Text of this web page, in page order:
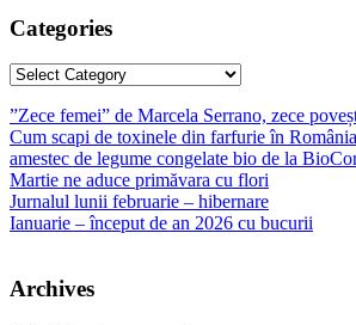
Categories
Categories
”Zece femei” de Marcela Serrano, zece
Cum scapi de toxinele din farfurie în
amestec de legume congelate bio de la
Martie ne aduce primăvara cu flori
Jurnalul lunii februarie – hibernare
Ianuarie – început de an 2026 cu bucurii
Archives